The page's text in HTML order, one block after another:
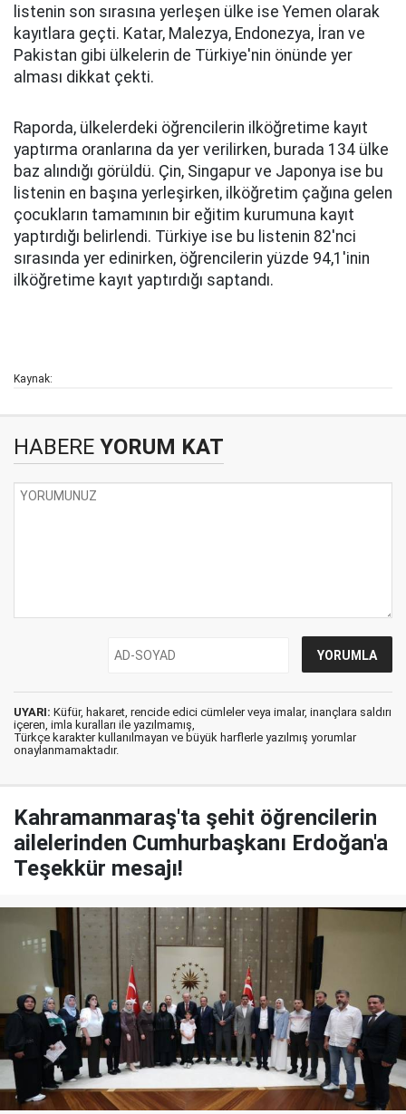
listenin son sırasına yerleşen ülke ise Yemen olarak
kayıtlara geçti. Katar, Malezya, Endonezya, İran ve
Pakistan gibi ülkelerin de Türkiye'nin önünde yer
alması dikkat çekti.
Raporda, ülkelerdeki öğrencilerin ilköğretime kayıt
yaptırma oranlarına da yer verilirken, burada 134 ülke
baz alındığı görüldü. Çin, Singapur ve Japonya ise bu
listenin en başına yerleşirken, ilköğretim çağına gelen
çocukların tamamının bir eğitim kurumuna kayıt
yaptırdığı belirlendi. Türkiye ise bu listenin 82'nci
sırasında yer edinirken, öğrencilerin yüzde 94,1'inin
ilköğretime kayıt yaptırdığı saptandı.
Kaynak:
HABERE YORUM KAT
UYARI: Küfür, hakaret, rencide edici cümleler veya imalar, inançlara saldırı
içeren, imla kuralları ile yazılmamış,
Türkçe karakter kullanılmayan ve büyük harflerle yazılmış yorumlar
onaylanmamaktadır.
Kahramanmaraş'ta şehit öğrencilerin
ailelerinden Cumhurbaşkanı Erdoğan'a
Teşekkür mesajı!